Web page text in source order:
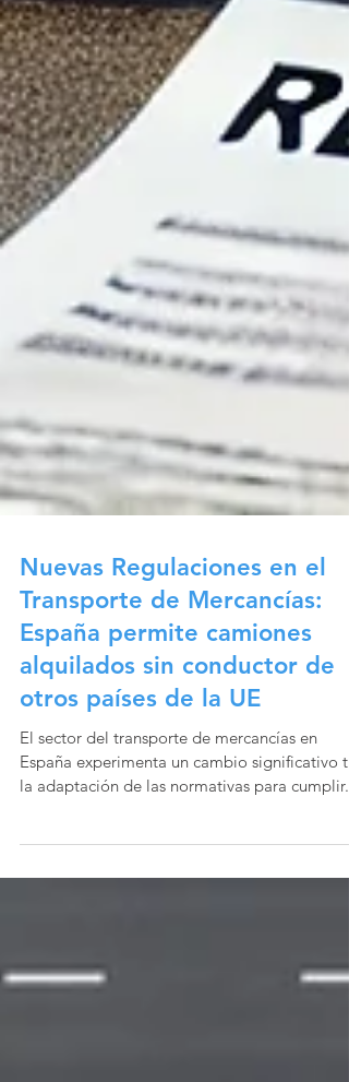
Nuevas Regulaciones en el
Transporte de Mercancías:
España permite camiones
alquilados sin conductor de
otros países de la UE
El sector del transporte de mercancías en
España experimenta un cambio significativo